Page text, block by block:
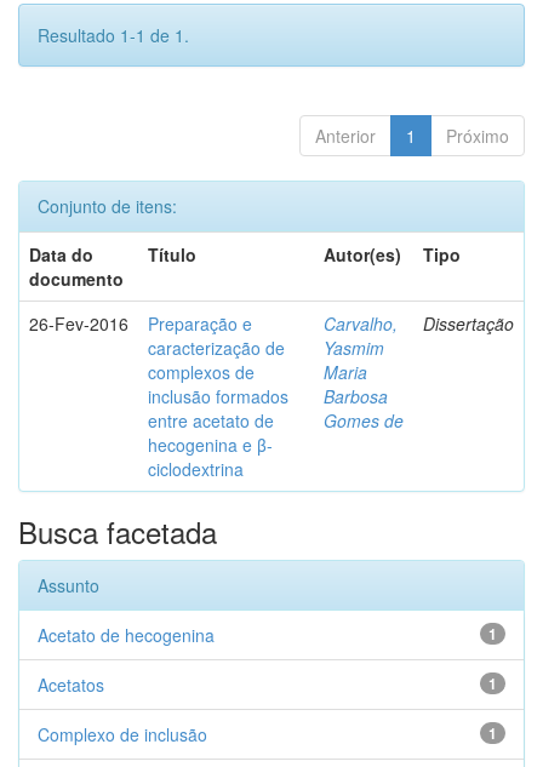
Resultado 1-1 de 1.
Anterior 1 Próximo
Conjunto de itens:
Data do
documento
Título Autor(es) Tipo
26-Fev-2016
Preparação e
caracterização de
complexos de
inclusão formados
entre acetato de
hecogenina e β-
ciclodextrina
Carvalho,
Yasmim
Maria
Barbosa
Gomes de
Dissertação
Busca facetada
Assunto
1
Acetato de hecogenina
1
Acetatos
1
Complexo de inclusão